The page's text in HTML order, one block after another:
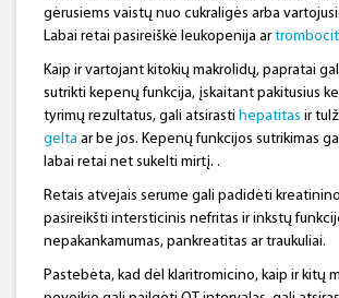
gėrusiems vaistų nuo cukraligės arba
Labai retai pasireiškė leukopenija ar
Kaip ir vartojant kitokių makrolidų, papratai
sutrikti kepenų funkcija, įskaitant pakitusius
tyrimų rezultatus, gali atsirasti hepatitas ir
gelta ar be jos. Kepenų funkcijos sutrikimas
labai retai net sukelti mirtį. .
Retais atvejais serume gali padidėti
pasireikšti intersticinis nefritas ir inkstų
nepakankamumas, pankreatitas ar traukuliai.
Pastebėta, kad dėl klaritromicino, kaip ir kitų